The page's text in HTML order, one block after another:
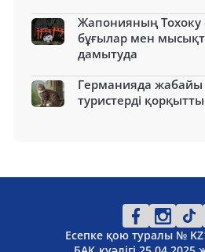
Жапонияның
бұғылар мен
дамытуда
Германияда
туристерді қорқытты
Есепке қою туралы №